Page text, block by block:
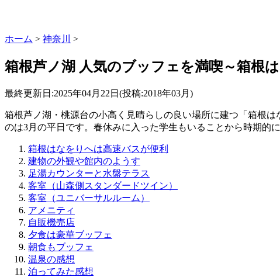
ホーム > 神奈川 >
箱根芦ノ湖 人気のブッフェを満喫～箱根
最終更新日:2025年04月22日(投稿:2018年03月)
箱根芦ノ湖・桃源台の小高く見晴らしの良い場所に建つ「箱根
のは3月の平日です。春休みに入った学生もいることから時期的
箱根はなをりへは高速バスが便利
建物の外観や館内のようす
足湯カウンターと水盤テラス
客室（山森側スタンダードツイン）
客室（ユニバーサルルーム）
アメニティ
自販機売店
夕食は豪華ブッフェ
朝食もブッフェ
温泉の感想
泊ってみた感想